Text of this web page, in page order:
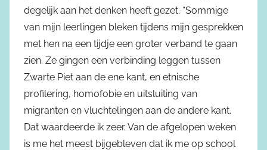
degelijk aan het denken heeft gezet. “Sommige
van mijn leerlingen bleken tijdens mijn gesprekken
met hen na een tijdje een groter verband te gaan
zien. Ze gingen een verbinding leggen tussen
Zwarte Piet aan de ene kant, en etnische
profilering, homofobie en uitsluiting van
migranten en vluchtelingen aan de andere kant.
Dat waardeerde ik zeer. Van de afgelopen weken
is me het meest bijgebleven dat ik me op school